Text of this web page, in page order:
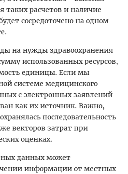
таких расчетов и наличие
сосредоточено на одном
на нужды здравоохранения
использованных ресурсов,
единицы. Если мы
системе медицинского
с электронных заявлений
как их источник. Важно,
последовательность
векторов затрат при
оценках.
данных может
информации от местных